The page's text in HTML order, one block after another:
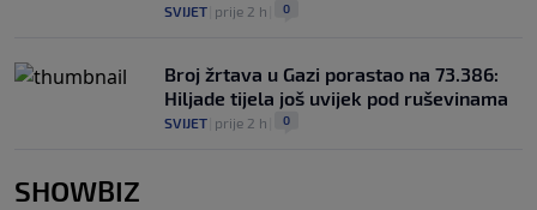
SVIJET prije 2 h 0
Broj žrtava u Gazi porastao na 73.386:
Hiljade tijela još uvijek pod ruševinama
SVIJET prije 2 h 0
SHOWBIZ